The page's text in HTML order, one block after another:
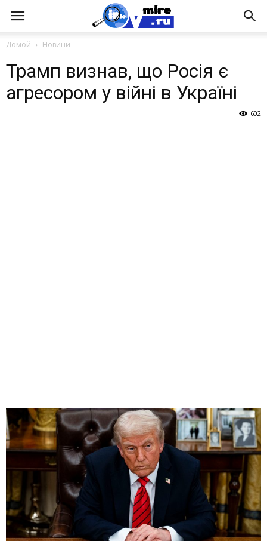
Домой Новини
Трамп визнав, що Росія є
агресором у війні в Україні
602